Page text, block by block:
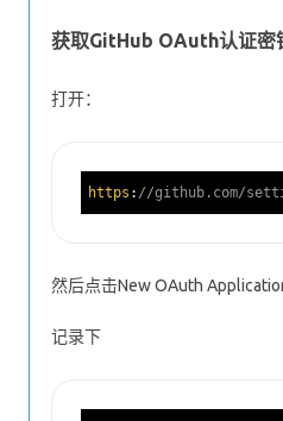
获取GitHub OAuth认证密
打开：
https : //github.com/
然后点击New OAuth
记录下